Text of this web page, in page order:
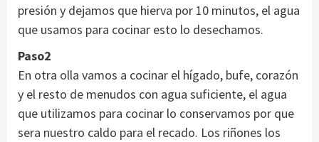
presión y dejamos que hierva por 10 minutos, el agua
que usamos para cocinar esto lo desechamos.
Paso2
En otra olla vamos a cocinar el hígado, bufe, corazón
y el resto de menudos con agua suficiente, el agua
que utilizamos para cocinar lo conservamos por que
sera nuestro caldo para el recado. Los riñones los